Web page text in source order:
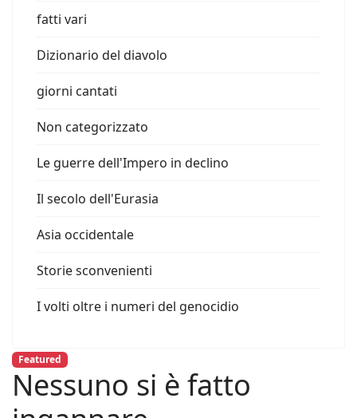
fatti vari
Dizionario del diavolo
giorni cantati
Non categorizzato
Le guerre dell'Impero in declino
Il secolo dell'Eurasia
Asia occidentale
Storie sconvenienti
I volti oltre i numeri del genocidio
Featured
Nessuno si è fatto